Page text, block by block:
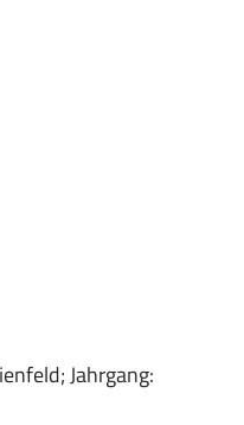
Jahrgang: